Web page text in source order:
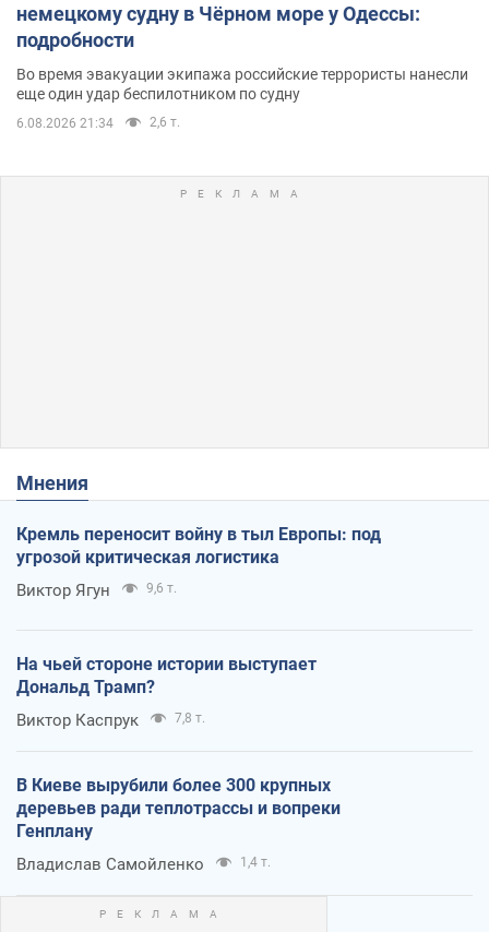
немецкому судну в Чёрном море у Одессы:
подробности
Во время эвакуации экипажа российские террористы нанесли
еще один удар беспилотником по судну
6.08.2026 21:34 2,6 т.
Мнения
Кремль переносит войну в тыл Европы: под
угрозой критическая логистика
Виктор Ягун 9,6 т.
На чьей стороне истории выступает
Дональд Трамп?
Виктор Каспрук 7,8 т.
В Киеве вырубили более 300 крупных
деревьев ради теплотрассы и вопреки
Генплану
Владислав Самойленко 1,4 т.